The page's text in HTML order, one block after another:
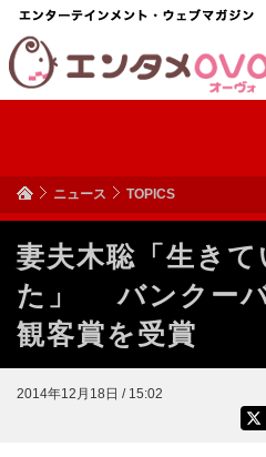
ニュース TOPICS
妻夫木聡「生き
た」 バンクーバ
観客賞を受賞
2014年12月18日 / 15:02